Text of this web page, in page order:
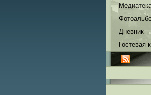
Медиатека
Дневник
Гостевая